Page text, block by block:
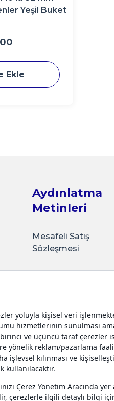
Yeşil Buket
Ekle
Aydınlatma
Metinleri
Mesafeli Satış
Sözleşmesi
Müşteri Aydınlatma
İletişim Aydınlatma
Metni
Teslimat Koşulları
Kişisel Verilerin
Korunması